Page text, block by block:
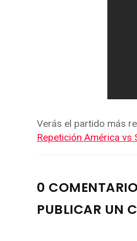
Verás el partido más
Repetición América vs
0
PUBLICAR UN